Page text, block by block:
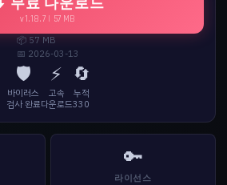
v1.18.7 | 57 MB
📦 57 MB
📅 2026-03-13
🛡️
바이러스
검사 완료
⚡
고속
다운로드
🔄
누적
330
🔑
라이선스